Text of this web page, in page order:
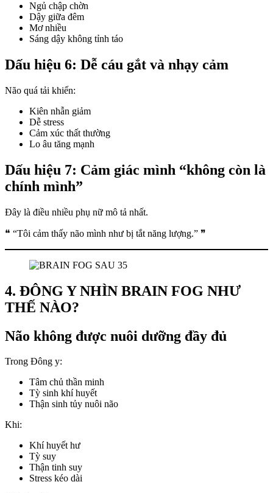
Ngủ chập chờn
Dậy giữa đêm
Mơ nhiều
Sáng dậy không tỉnh táo
Dấu hiệu 6: Dễ cáu gắt và nhạy cảm
Não quá tải khiến:
Kiên nhẫn giảm
Dễ stress
Cảm xúc thất thường
Lo âu tăng mạnh
Dấu hiệu 7: Cảm giác mình “không còn là
chính mình”
Đây là điều nhiều phụ nữ mô tả nhất.
❝ “Tôi cảm thấy não mình như bị tắt năng lượng.” ❞
4. ĐÔNG Y NHÌN BRAIN FOG NHƯ
THẾ NÀO?
Não không được nuôi dưỡng đầy đủ
Trong Đông y:
Tâm chủ thần minh
Tỳ sinh khí huyết
Thận sinh tủy nuôi não
Khi:
Khí huyết hư
Tỳ suy
Thận tinh suy
Stress kéo dài